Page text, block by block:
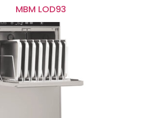
MBM LOD93